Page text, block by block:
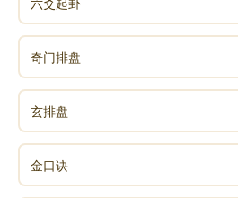
《易经》第三十卦 离 离为火
《易经》第三十一卦 咸 泽山
《易经》第三十二卦 恒 雷风
《易经》第三十三卦 遯 天山
奇门排盘
玄排盘
金口诀